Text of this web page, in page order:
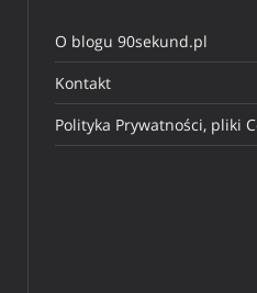
O blogu 90sekund.pl
Kontakt
Polityka Prywatności, pliki